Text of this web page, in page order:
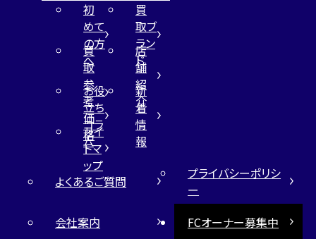
初
めて
の方
へ
買
取ブ
ラン
ド
買
取
参
考
価
格
店
舗
紹
介
お役
立ち
コラ
ム
新
着
情
報
サイ
トマ
ップ
よくあるご質問
プライバシーポリシ
ー
会社案内
FCオーナー募集中